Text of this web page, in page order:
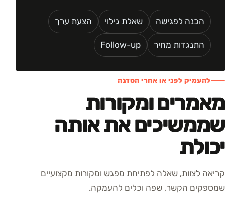
הכנה לפגישה שאלת גילוי הצעת ערך
התנגדות מחיר Follow-up
להעמיק לפני או אחרי הסדנה
מאמרים ומקורות
שממשיכים את אותה
יכולת
קריאה לצוות, שאלה לפתיחת מפגש ומקורות מקצועיים
שמספקים הקשר, שפה וכלים להעמקה.